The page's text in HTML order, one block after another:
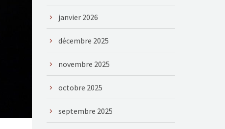
janvier 2026
décembre 2025
novembre 2025
octobre 2025
septembre 2025